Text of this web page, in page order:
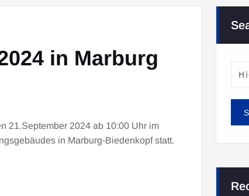
in Marburg
21.September 2024 ab 10:00 Uhr im
in Marburg-Biedenkopf statt.